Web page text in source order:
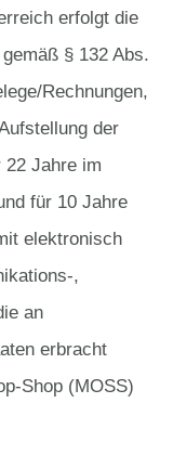
erfolgt die
§ 132 Abs.
Rechnungen,
der
22 Jahre im
für 10 Jahre
elektronisch
,
an
erbracht
Shop (MOSS)